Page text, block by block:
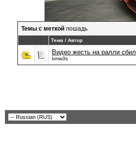
Темы с меткой лошадь
Тема / Автор
Видео жесть на ралли
bmw3s